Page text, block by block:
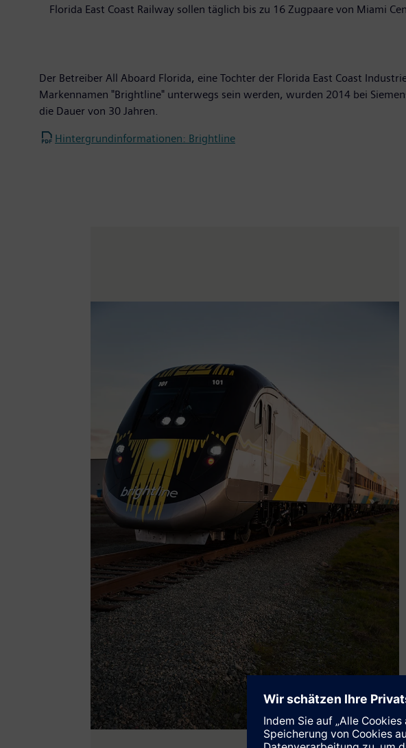
Florida East Coast Railway sollen täglich bis zu 16 Zugpaare von Miami
Der Betreiber All Aboard Florida, eine Tochter der Florida East Coast
Markennamen "Brightline" unterwegs sein werden, wurden 2014 bei
die Dauer von 30 Jahren.
Hintergrundinformationen: Brightline